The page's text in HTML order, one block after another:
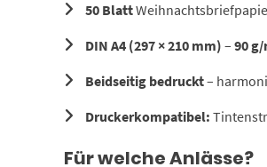
50 Blatt
DIN A4 (297 × 210 mm) – 90 g/
Beidseitig bedruckt–
Druckerkompatibel:
Für welche Anlässe?